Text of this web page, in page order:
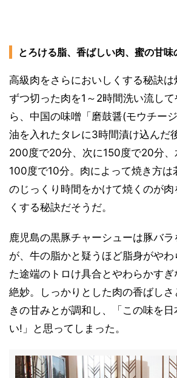
とろける脂、香ばしい肉、蜜の甘味
高級肉をさらにおいしくする秘訣
ずつ切った肉を1～2時間洗い流し
ら、中国の味噌「磨鼓醤(モウチー
油を入れたタレに3時間漬け込んだ
200度で20分、次に150度で20分、
100度で10分。肉によって焼き方は
のじっくり時間をかけて焼くのが
くする秘訣だそうだ。
鹿児島の黒豚チャーシューは豚バ
が、牛の脂かと疑うほど脂身がや
た途端のトロけ具合とやわらかす
絶妙。しっかりとした肉の香ばし
きの甘みとが調和し、「この味を
い!」と思ってしまった。